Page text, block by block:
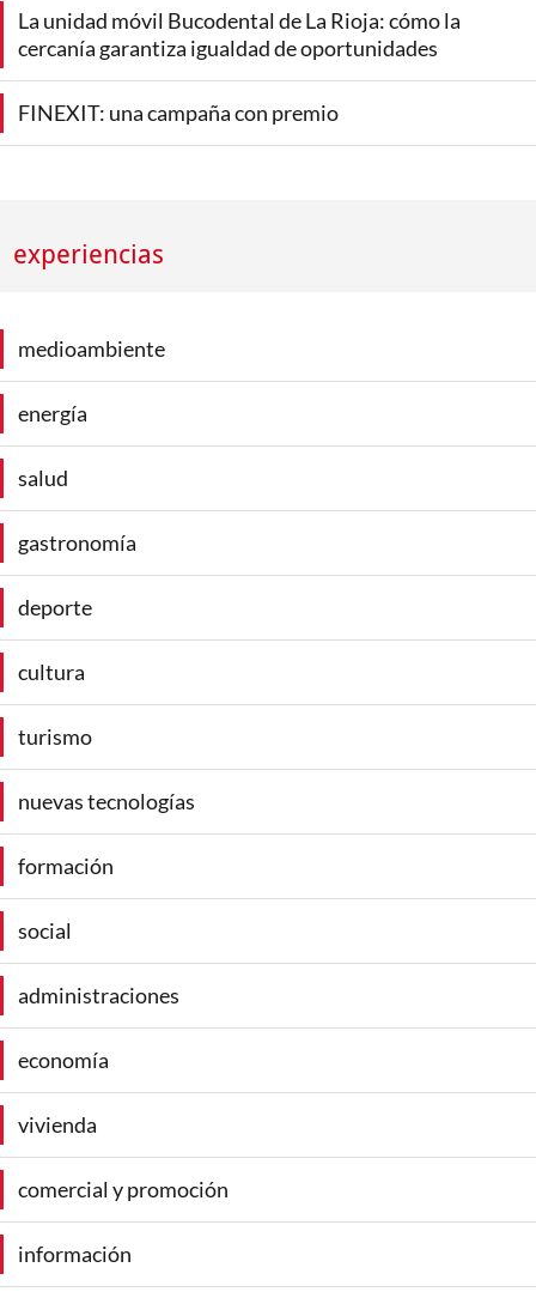
La unidad móvil Bucodental de La Rioja: cómo la
cercanía garantiza igualdad de oportunidades
FINEXIT: una campaña con premio
experiencias
medioambiente
energía
salud
gastronomía
deporte
cultura
turismo
nuevas tecnologías
formación
social
administraciones
economía
vivienda
comercial y promoción
información